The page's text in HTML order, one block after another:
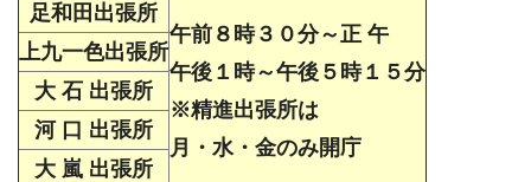
午前８時３０分～正 午
午後１時～午後５時１５分
※精進出張所は
月・水・金のみ開庁
足和田出張所
上九一色出張所
大 石 出張所
河 口 出張所
大 嵐 出張所